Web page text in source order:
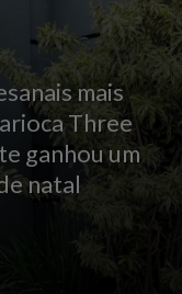
mais
Three
ganhou um
natal